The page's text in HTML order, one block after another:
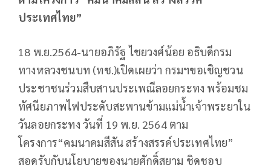
ประเทศไทย”
18 พ.ย.2564-นายอภิรัฐ ไชยวงศ์น้อย อธิบดีกรม
ทางหลวงชนบท (ทช.)เปิดเผยว่า กรมฯขอเชิญชวน
ประชาชนร่วมสืบสานประเพณีลอยกระทง พร้อมชม
ทัศนียภาพไฟประดับสะพานข้ามแม่น้ำเจ้าพระยาใน
วันลอยกระทง วันที่ 19 พ.ย. 2564 ตาม
โครงการ“คมนาคมสีสัน สร้างสรรค์ประเทศไทย”
สอดรับกับนโยบายของนายศักดิ์สยาม ชิดชอบ